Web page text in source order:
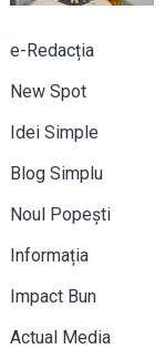
e-Redacția
New Spot
Idei Simple
Blog Simplu
Noul Popești
Informația
Impact Bun
Actual Media